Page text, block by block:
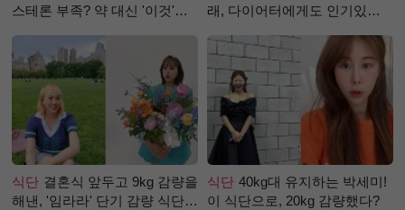
스테론 부족? 약 대신 '이것'으
래, 다이어터에게도 인기있는
식단 결혼식 앞두고 9kg 감량을
해낸, '임라라' 단기 감량 식단
식단 40kg대 유지하는 박세미!
이 식단으로, 20kg 감량했다?